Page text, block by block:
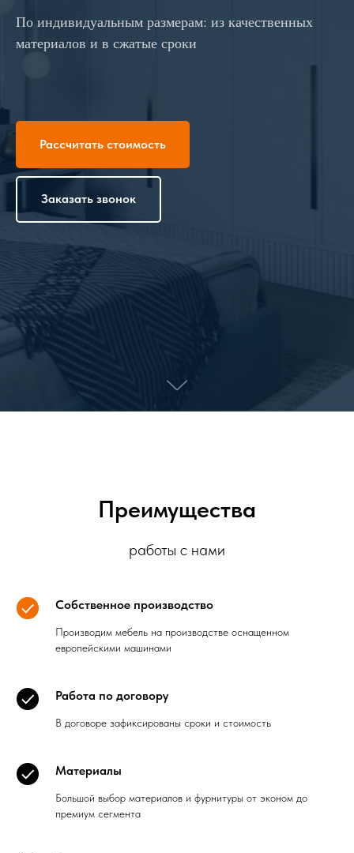
По индивидуальным размерам: из качественных
материалов и в сжатые сроки
Рассчитать стоимость
Заказать звонок
Преимущества
работы с нами
Собственное производство
Производим мебель на производстве оснащенном
европейскими машинами
Работа по договору
В договоре зафиксированы сроки и стоимость
Материалы
Большой выбор материалов и фурнитуры от эконом до
премиум сегмента